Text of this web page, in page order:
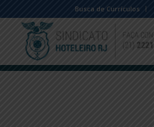
Busca de Currículos